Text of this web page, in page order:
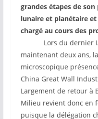
grandes étapes de
lunaire et planétaire
chargé au cours des
Lors du dernier
maintenant deux ans,
microscopique
China Great Wall
Largement de retour à
Milieu revient donc en
puisque la délégation